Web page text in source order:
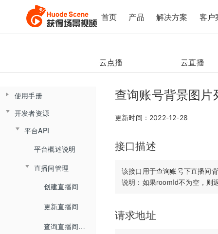
首页 产品 解决方案 客户
云点播 云直播
使用手册
控制台操作手册
直播间管理
创建直播间
直播间设置
链接获取
回放查看
数据统计
数据总览
监课管理
监课列表
直播间日志
云盘管理
文档库
媒体库
产品简介
角色介绍
登录与准备
主界面介绍
教室功能介绍
产品简介
角色介绍
登录
界面介绍
产品发版记录
发版记录
开发者资源
平台API
平台概述说明
直播间管理
创建直播间
更新直播间
查询直播间信息
查询账号背景图片
更新时间：2022-12-28
接口描述
该接口用于查询账号下直播间
请求地址